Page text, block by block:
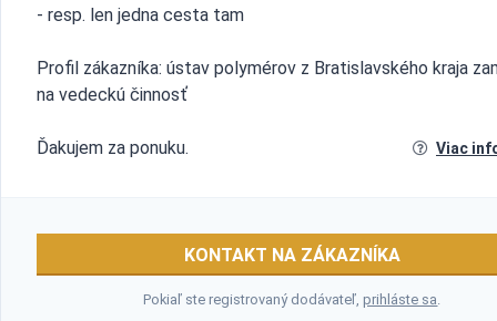
- resp. len jedna cesta tam
Profil zákazníka: ústav polymérov z Bratislavského kraja
na vedeckú činnosť
Ďakujem za ponuku. Viac
KONTAKT NA ZÁKAZNÍKA
Pokiaľ ste registrovaný dodávateľ,prihláste sa.